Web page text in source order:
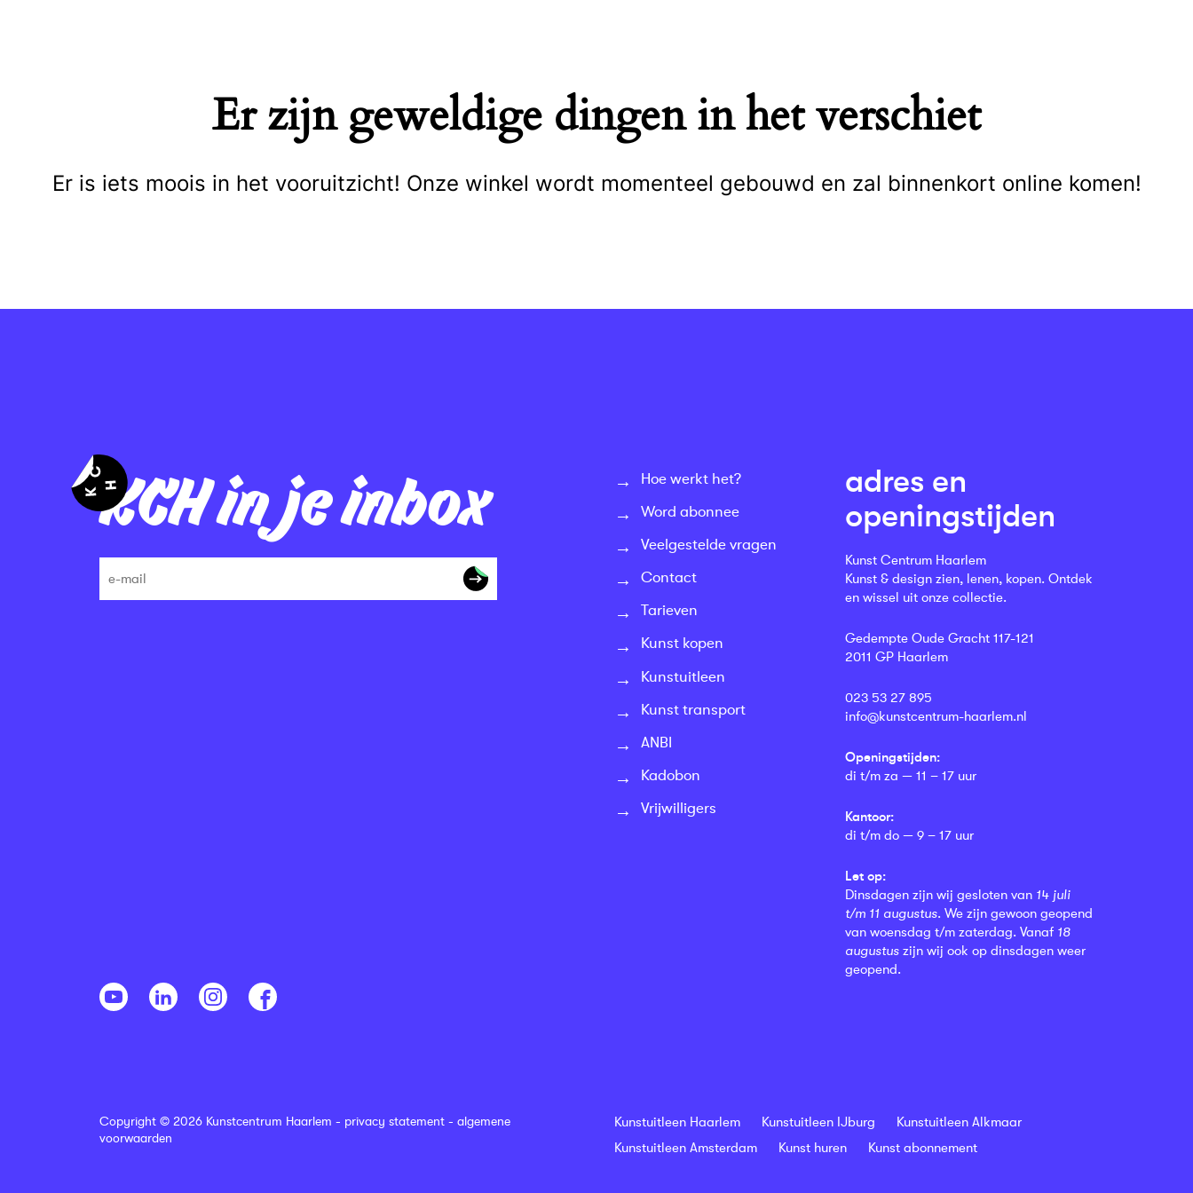
Er zijn geweldige dingen in het verschiet
Er is iets moois in het vooruitzicht! Onze winkel wordt momenteel gebouwd en zal binnenkort online komen!
KCH in je inbox
Hoe werkt het?
Word abonnee
Veelgestelde vragen
Contact
Tarieven
Kunst kopen
Kunstuitleen
Kunst transport
ANBI
Kadobon
Vrijwilligers
adres en
openingstijden
Kunst Centrum Haarlem
Kunst & design zien, lenen, kopen. Ontdek
en wissel uit onze collectie.
Gedempte Oude Gracht 117-121
2011 GP Haarlem
023 53 27 895
info@kunstcentrum-haarlem.nl
Openingstijden:
di t/m za — 11 – 17 uur
Kantoor:
di t/m do — 9 – 17 uur
Let op:
Dinsdagen zijn wij gesloten van 14 juli
t/m 11 augustus. We zijn gewoon geopend
van woensdag t/m zaterdag. Vanaf 18
augustus zijn wij ook op dinsdagen weer
geopend.
Copyright © 2026 Kunstcentrum Haarlem - privacy statement - algemene
voorwaarden
Kunstuitleen Haarlem Kunstuitleen IJburg
Kunstuitleen Alkmaar
Kunstuitleen Amsterdam
Kunst huren Kunst abonnement